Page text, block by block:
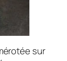
sur